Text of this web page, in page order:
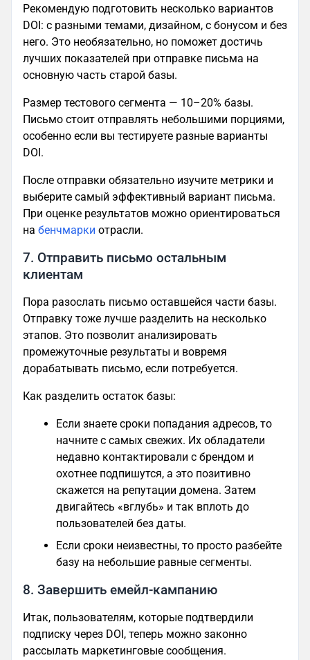
Рекомендую подготовить несколько вариантов
DOI: с разными темами, дизайном, с бонусом и без
него. Это необязательно, но поможет достичь
лучших показателей при отправке письма на
основную часть старой базы.
Размер тестового сегмента — 10–20% базы.
Письмо стоит отправлять небольшими порциями,
особенно если вы тестируете разные варианты
DOI.
После отправки обязательно изучите метрики и
выберите самый эффективный вариант письма.
При оценке результатов можно ориентироваться
на бенчмарки отрасли.
7. Отправить письмо остальным
клиентам
Пора разослать письмо оставшейся части базы.
Отправку тоже лучше разделить на несколько
этапов. Это позволит анализировать
промежуточные результаты и вовремя
дорабатывать письмо, если потребуется.
Как разделить остаток базы:
Если знаете сроки попадания адресов, то
начните с самых свежих. Их обладатели
недавно контактировали с брендом и
охотнее подпишутся, а это позитивно
скажется на репутации домена. Затем
двигайтесь «вглубь» и так вплоть до
пользователей без даты.
Если сроки неизвестны, то просто разбейте
базу на небольшие равные сегменты.
8. Завершить емейл-кампанию
Итак, пользователям, которые подтвердили
подписку через DOI, теперь можно законно
рассылать маркетинговые сообщения.